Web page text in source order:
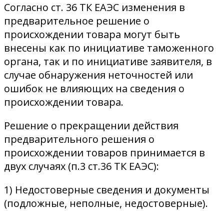
Согласно ст. 36 ТК ЕАЭС изменения в
предварительное решение о
происхождении товара могут быть
внесены как по инициативе таможенного
органа, так и по инициативе заявителя, в
случае обнаружения неточностей или
ошибок не влияющих на сведения о
происхождении товара.
Решение о прекращении действия
предварительного решения о
происхождении товаров принимается в
двух случаях (п.3 ст.36 ТК ЕАЭС):
1) Недостоверные сведения и документы
(подложные, неполные, недостоверные).